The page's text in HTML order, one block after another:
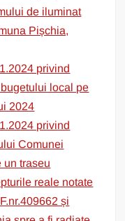
de iluminat
Pișchia,
privind
local pe
2024
privind
Comunei
un traseu
reale notate
și